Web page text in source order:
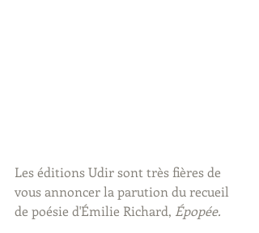
Les éditions Udir sont très fières de
vous annoncer la parution du recueil
de poésie d'Émilie Richard, Épopée.